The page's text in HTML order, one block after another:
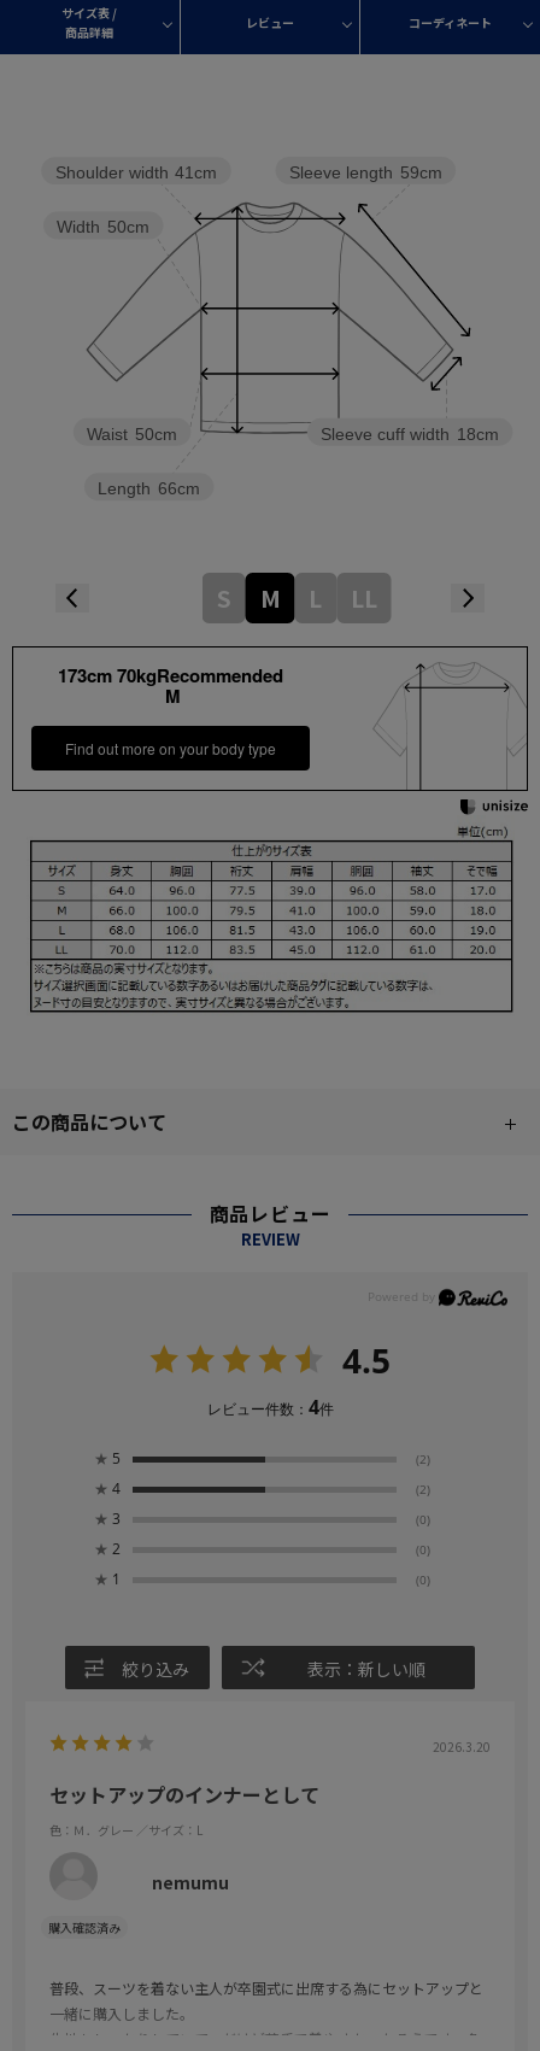
サイズ表 /
商品詳細
レビュー コーディネート
Sleeve cuff width 18cm
Sleeve length 59cm
Length 66cm
Waist 50cm
Width 50cm
Shoulder width 41cm
S M L LL
173cm 70kgRecommended
M
Find out more on your body type
この商品について
商品レビュー
REVIEW
4.5
レビュー件数： 4件
★ 5 (2)
★ 4 (2)
★ 3 (0)
★ 2 (0)
★ 1 (0)
絞り込み 表示：新しい順
2026.3.20
セットアップのインナーとして
色：Ｍ．グレー ／サイズ：L
nemumu
普段、スーツを着ない主人が卒園式に出席する為にセットアップと
一緒に購入しました。
生地もしっかりしていて、だけど薄手で着やすかったそうです。色